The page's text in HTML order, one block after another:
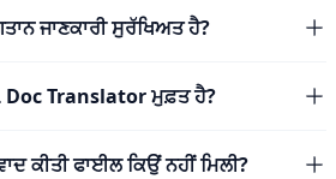
ਜਾਣਕਾਰੀ ਸੁਰੱਖਿਅਤ ਹੈ?
Doc Translator ਮੁਫ਼ਤ ਹੈ?
ਕੀਤੀ ਫਾਈਲ ਕਿਉਂ ਨਹੀਂ ਮਿਲੀ?